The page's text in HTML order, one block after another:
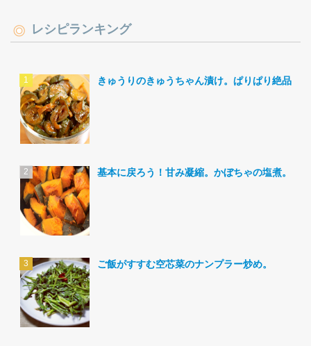
レシピランキング
きゅうりのきゅうちゃん漬け。ぱりぱり絶品。
基本に戻ろう！甘み凝縮。かぼちゃの塩煮。
ご飯がすすむ空芯菜のナンプラー炒め。